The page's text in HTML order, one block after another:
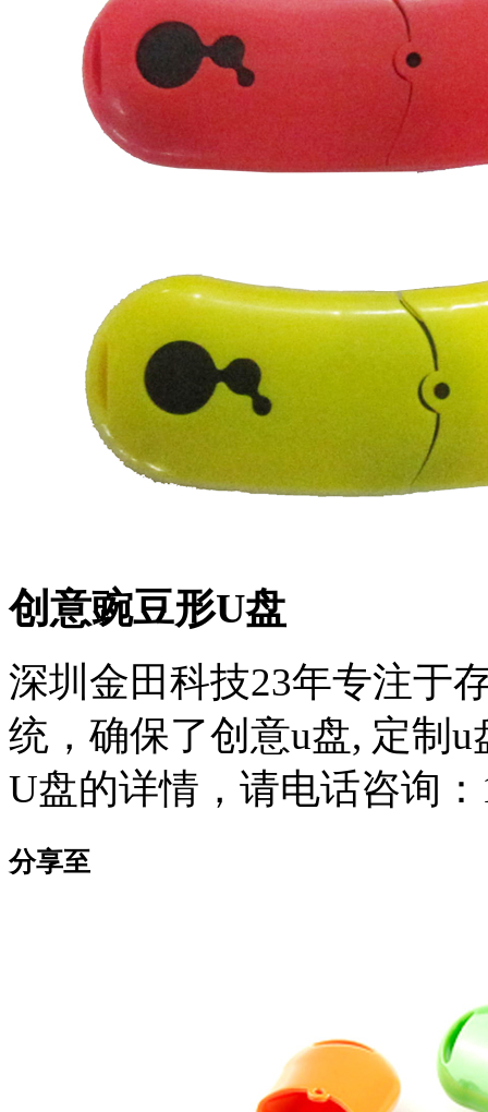
创意豌豆形U盘
深圳金田科技23年专注于
统，确保了创意u盘, 定制
U盘的详情，请电话咨询：
分享至